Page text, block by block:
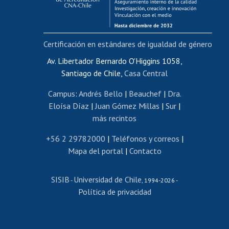
Cursos internos de capacitación
Bienestar del personal
Portal de movilidad interna
Certificado de renta
Certificado de renta honorarios
Editar páginas blancas
Extranjeras/os
Revalidación y reconocimiento de títulos
Postulación al Programa de Movilidad Estudiantil
Cursos de español
Av. Libertador Bernardo O'Higgins 1058,
Santiago de Chile, Casa Central
Campus: Andrés Bello | Beauchef| Dra.
Eloísa Díaz |Juan Gómez Millas | Sur |
más recintos
+56 2 29782000 | Teléfonos y correos |
Mapa del portal| Contacto
SISIB - Universidad de Chile, 1994-2026 -
Política de privacidad
Certificación en estándares de igualdad de género